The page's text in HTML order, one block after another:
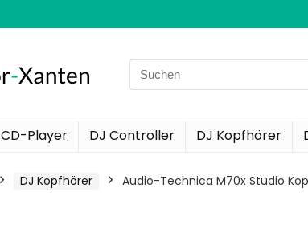
Search
for:
CD-Player DJ Controller DJ Kopfhörer
DJ Kopfhörer Audio-Technica M70x Studio